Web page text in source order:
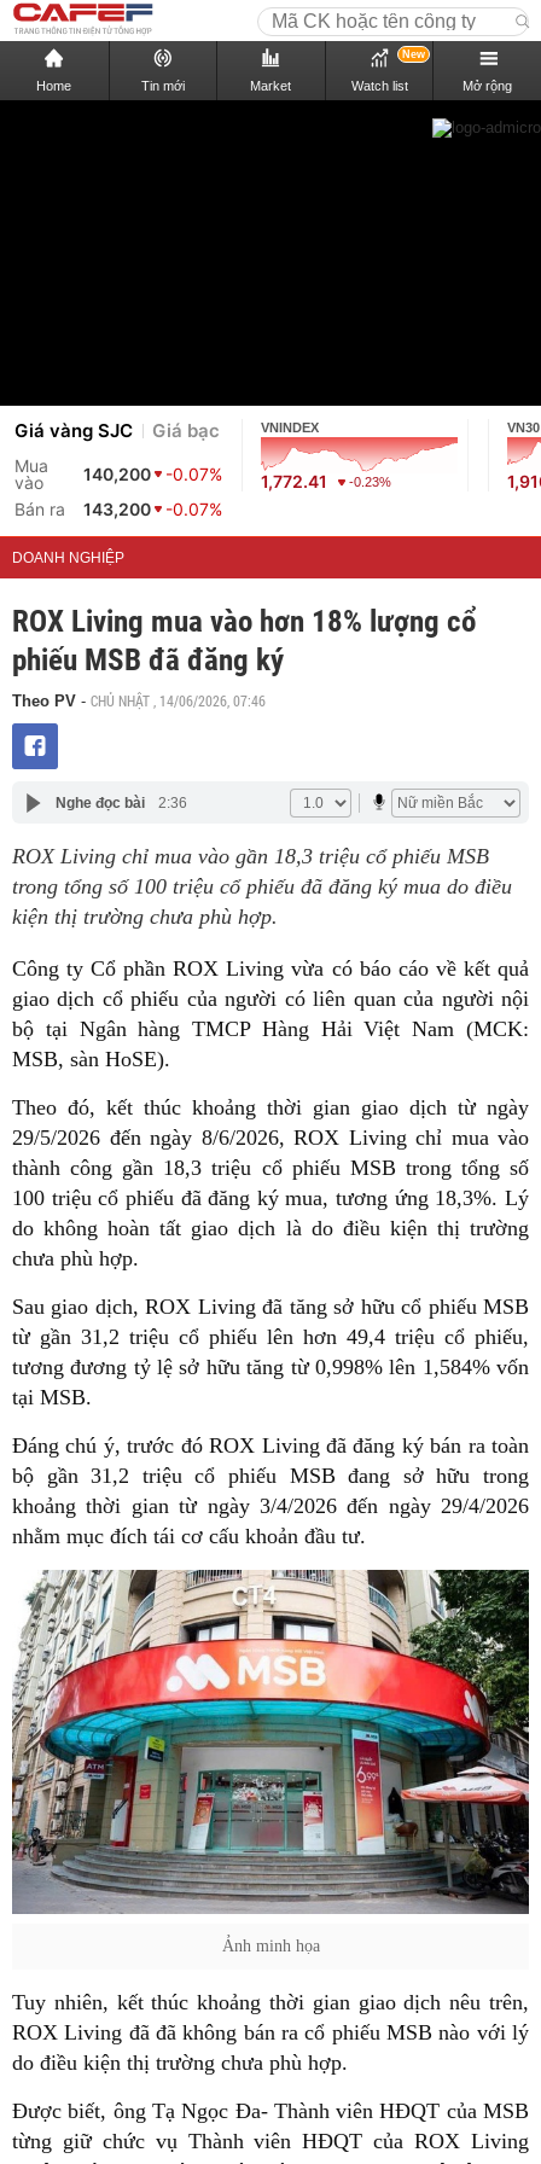
Home Tin mới Market Watch list
New
Mở rộng
Giá vàng SJC Giá bạc
Mua
vào
140,200
-0.07%
Bán ra
143,200 -0.07%
VNINDEX
1,772.41 -0.23%
VN30
DOANH NGHIỆP
ROX Living mua vào hơn 18% lượng cổ
phiếu MSB đã đăng ký
Theo PV - CHỦ NHẬT , 14/06/2026, 07:46
Nghe đọc bài 2:36
ROX Living chỉ mua vào gần 18,3 triệu cổ phiếu MSB
trong tổng số 100 triệu cổ phiếu đã đăng ký mua do điều
kiện thị trường chưa phù hợp.
Công ty Cổ phần ROX Living vừa có báo cáo về kết quả
giao dịch cổ phiếu của người có liên quan của người nội
bộ tại Ngân hàng TMCP Hàng Hải Việt Nam (MCK:
MSB, sàn HoSE).
Theo đó, kết thúc khoảng thời gian giao dịch từ ngày
29/5/2026 đến ngày 8/6/2026, ROX Living chỉ mua vào
thành công gần 18,3 triệu cổ phiếu MSB trong tổng số
100 triệu cổ phiếu đã đăng ký mua, tương ứng 18,3%. Lý
do không hoàn tất giao dịch là do điều kiện thị trường
chưa phù hợp.
Sau giao dịch, ROX Living đã tăng sở hữu cổ phiếu MSB
từ gần 31,2 triệu cổ phiếu lên hơn 49,4 triệu cổ phiếu,
tương đương tỷ lệ sở hữu tăng từ 0,998% lên 1,584% vốn
tại MSB.
Đáng chú ý, trước đó ROX Living đã đăng ký bán ra toàn
bộ gần 31,2 triệu cổ phiếu MSB đang sở hữu trong
khoảng thời gian từ ngày 3/4/2026 đến ngày 29/4/2026
nhằm mục đích tái cơ cấu khoản đầu tư.
Ảnh minh họa
Tuy nhiên, kết thúc khoảng thời gian giao dịch nêu trên,
ROX Living đã đã không bán ra cổ phiếu MSB nào với lý
do điều kiện thị trường chưa phù hợp.
Được biết, ông Tạ Ngọc Đa- Thành viên HĐQT của MSB
từng giữ chức vụ Thành viên HĐQT của ROX Living